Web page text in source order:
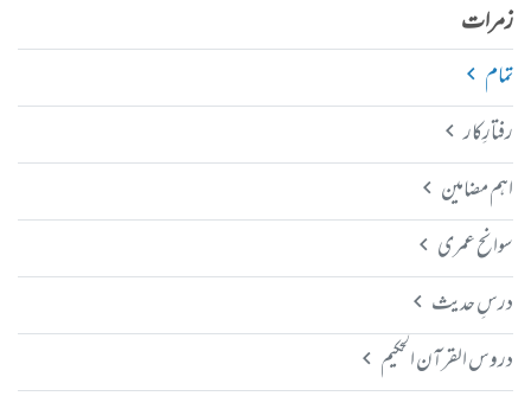
زمرات
تمام
رفتارِکار
اہم مضامین
سوانح عمری
درسِ حدیث
دروس القرآن الحکیم